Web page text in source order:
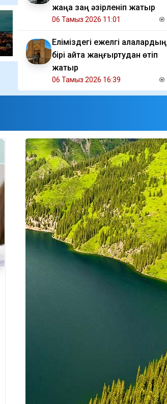
жаңа заң әзірленіп жатыр
06 Тамыз 2026 11:01
Еліміздегі ежелгі қалалардың
бірі қайта жаңғыртудан өтіп
жатыр
06 Тамыз 2026 16:39